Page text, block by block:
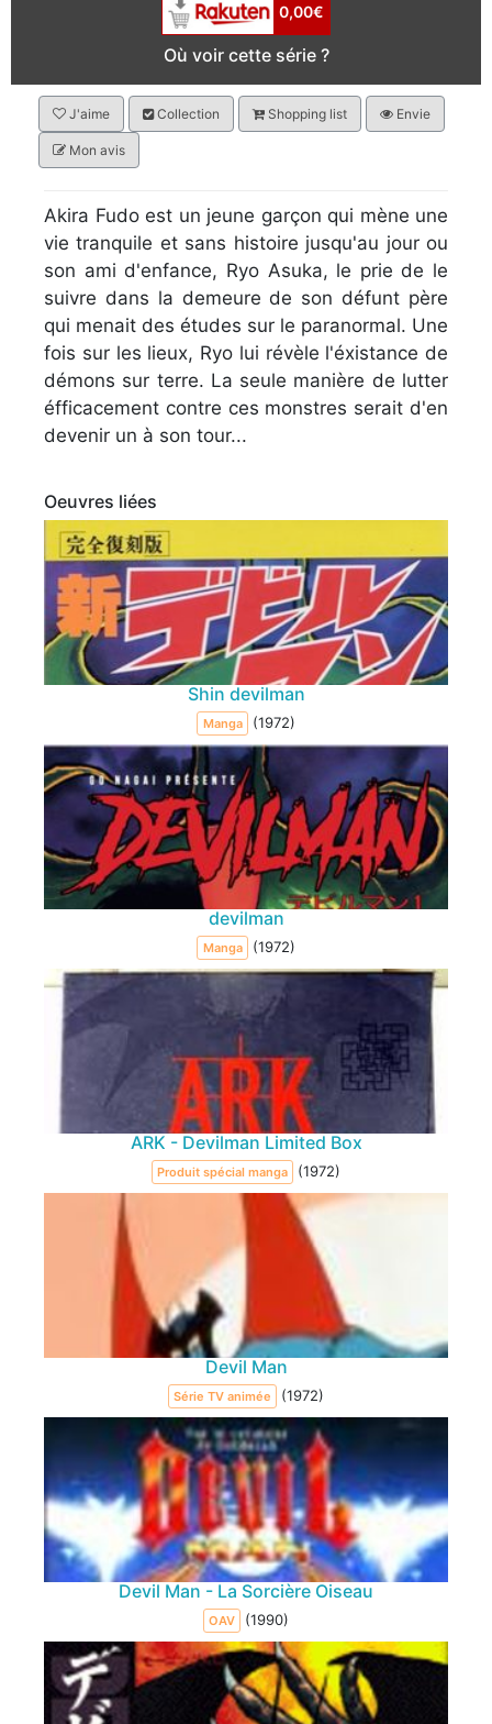
0,00€
Où voir cette série ?
J'aime Collection Shopping list Envie
Mon avis
Akira Fudo est un jeune garçon qui mène une
vie tranquile et sans histoire jusqu'au jour ou
son ami d'enfance, Ryo Asuka, le prie de le
suivre dans la demeure de son défunt père
qui menait des études sur le paranormal. Une
fois sur les lieux, Ryo lui révèle l'éxistance de
démons sur terre. La seule manière de lutter
éfficacement contre ces monstres serait d'en
devenir un à son tour...
Oeuvres liées
Shin devilman
Manga (1972)
devilman
Manga (1972)
ARK - Devilman Limited Box
Produit spécial manga (1972)
Devil Man
Série TV animée (1972)
Devil Man - La Sorcière Oiseau
OAV (1990)